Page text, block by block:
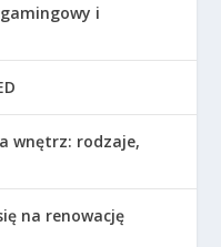
i
wnętrz: rodzaje,
na renowację